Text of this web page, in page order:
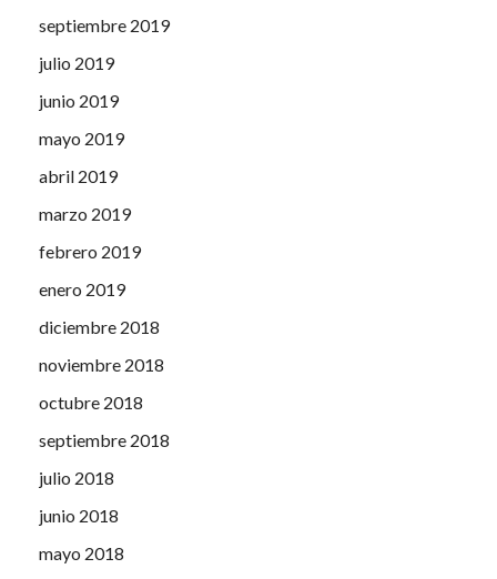
septiembre 2019
julio 2019
junio 2019
mayo 2019
abril 2019
marzo 2019
febrero 2019
enero 2019
diciembre 2018
noviembre 2018
octubre 2018
septiembre 2018
julio 2018
junio 2018
mayo 2018